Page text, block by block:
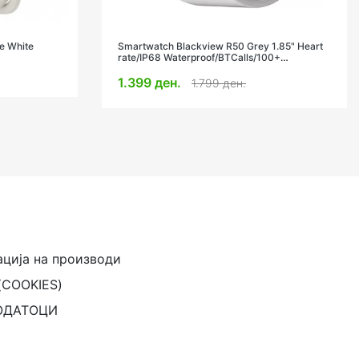
White
Smartwatch Blackview R50 Grey 1.85" Heart
rate/IP68 Waterproof/BTCalls/100+
1.399 ден. 1.799 ден.
на производи